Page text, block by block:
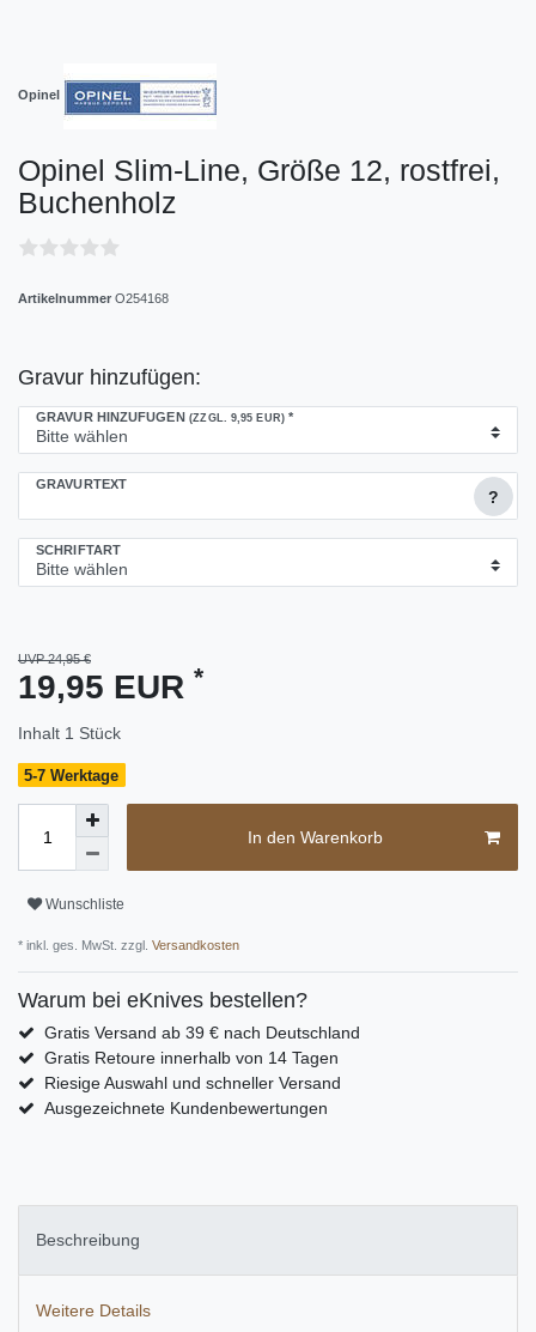
Opinel
Opinel Slim-Line, Größe 12, rostfrei,
Buchenholz
Artikelnummer O254168
Gravur hinzufügen:
GRAVUR HINZUFÜGEN (ZZGL. 9,95 EUR) *
GRAVURTEXT
?
SCHRIFTART
UVP 24,95 €
19,95 EUR *
Inhalt 1 Stück
5-7 Werktage
In den Warenkorb
Wunschliste
* inkl. ges. MwSt. zzgl. Versandkosten
Warum bei eKnives bestellen?
Gratis Versand ab 39 € nach Deutschland
Gratis Retoure innerhalb von 14 Tagen
Riesige Auswahl und schneller Versand
Ausgezeichnete Kundenbewertungen
Beschreibung
Weitere Details